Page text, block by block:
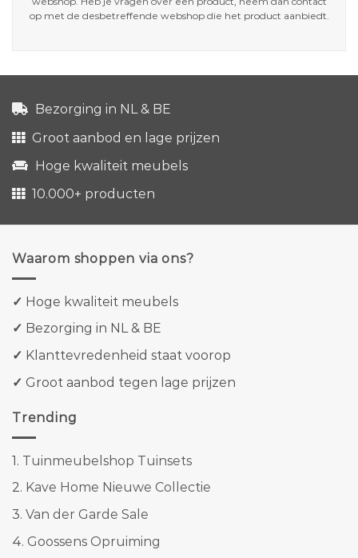
op met de desbetreffende webshop die het product aanbiedt.
Bezorging in NL & BE
Groot aanbod en lage prijzen
Hoge kwaliteit meubels
10.000+ producten
Waarom shoppen via ons?
✓ Hoge kwaliteit meubels
✓ Bezorging in NL & BE
✓ Klanttevredenheid staat voorop
✓ Groot aanbod tegen lage prijzen
Trending
1. Tuinmeubelshop Tuinsets
2. Kave Home Nieuwe Collectie
3. Van der Garde Sale
4. Goossens Opruiming